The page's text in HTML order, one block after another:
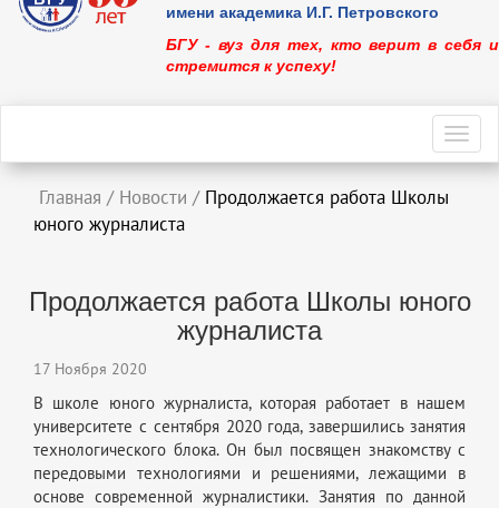
имени академика И.Г. Петровского
БГУ - вуз для тех, кто верит в себя и
стремится к успеху!
Главная / Новости / Продолжается работа Школы
юного журналиста
Продолжается работа Школы юного
журналиста
17 Ноября 2020
В школе юного журналиста, которая работает в нашем
университете с сентября 2020 года, завершились занятия
технологического блока. Он был посвящен знакомству с
передовыми технологиями и решениями, лежащими в
основе современной журналистики. Занятия по данной